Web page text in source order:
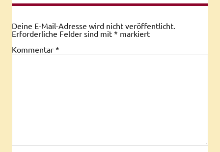
Deine E-Mail-Adresse wird nicht veröffentlicht.
Erforderliche Felder sind mit * markiert
Kommentar *